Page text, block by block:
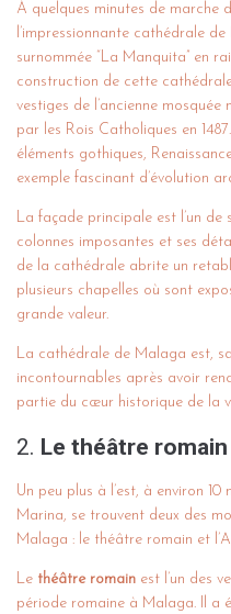
À quelques minutes de marche
l’impressionnante cathédrale
surnommée “La Manquita” en
construction de cette
vestiges de l’ancienne
par les Rois Catholiques en
éléments gothiques,
exemple fascinant d’évolution
La façade principale est l’un
colonnes imposantes et ses
de la cathédrale abrite un
plusieurs chapelles où sont
grande valeur.
La cathédrale de Malaga est,
incontournables après avoir
partie du cœur historique de la
2. Le théâtre romain
Un peu plus à l’est, à environ
Marina, se trouvent deux des
Malaga : le théâtre romain et
Le théâtre romain est l’un des
période romaine à Malaga. Il a